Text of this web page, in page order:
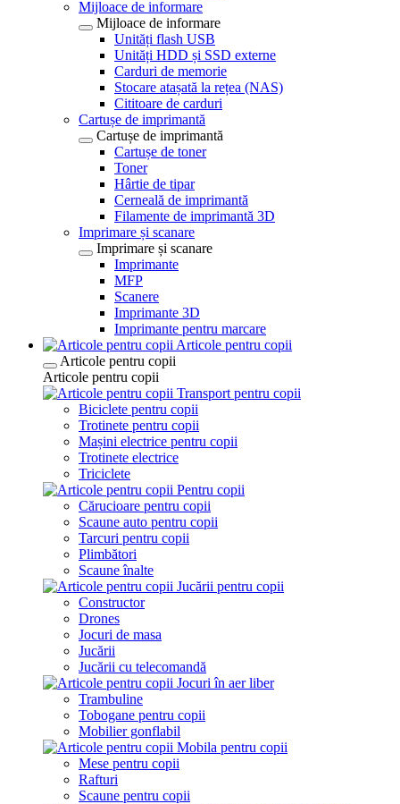
Mijloace de informare
Mijloace de informare
Unități flash USB
Unități HDD și SSD externe
Carduri de memorie
Stocare atașată la rețea (NAS)
Cititoare de carduri
Cartușe de imprimantă
Cartușe de imprimantă
Cartușe de toner
Toner
Hârtie de tipar
Cerneală de imprimantă
Filamente de imprimantă 3D
Imprimare și scanare
Imprimare și scanare
Imprimante
MFP
Scanere
Imprimante 3D
Imprimante pentru marcare
Articole pentru copii
Articole pentru copii
Articole pentru copii
Transport pentru copii
Biciclete pentru copii
Trotinete pentru copii
Mașini electrice pentru copii
Trotinete electrice
Triciclete
Pentru copii
Cărucioare pentru copii
Scaune auto pentru copii
Tarcuri pentru copii
Plimbători
Scaune înalte
Jucării pentru copii
Constructor
Drones
Jocuri de masa
Jucării
Jucării cu telecomandă
Jocuri în aer liber
Trambuline
Tobogane pentru copii
Mobilier gonflabil
Mobila pentru copii
Mese pentru copii
Rafturi
Scaune pentru copii